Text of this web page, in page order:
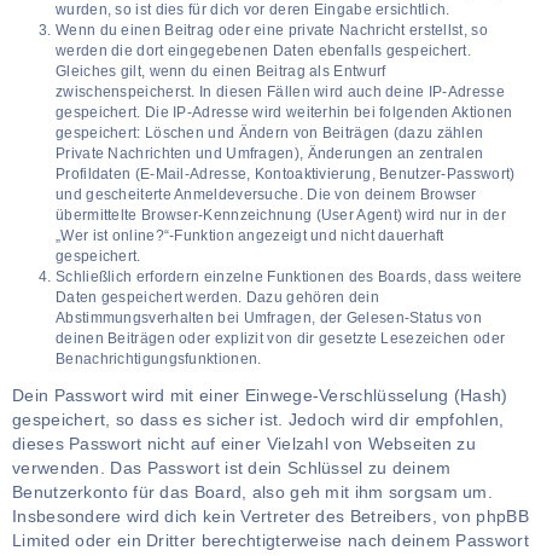
wurden, so ist dies für dich vor deren Eingabe ersichtlich.
Wenn du einen Beitrag oder eine private Nachricht erstellst, so
werden die dort eingegebenen Daten ebenfalls gespeichert.
Gleiches gilt, wenn du einen Beitrag als Entwurf
zwischenspeicherst. In diesen Fällen wird auch deine IP-Adresse
gespeichert. Die IP-Adresse wird weiterhin bei folgenden Aktionen
gespeichert: Löschen und Ändern von Beiträgen (dazu zählen
Private Nachrichten und Umfragen), Änderungen an zentralen
Profildaten (E-Mail-Adresse, Kontoaktivierung, Benutzer-Passwort)
und gescheiterte Anmeldeversuche. Die von deinem Browser
übermittelte Browser-Kennzeichnung (User Agent) wird nur in der
„Wer ist online?“-Funktion angezeigt und nicht dauerhaft
gespeichert.
Schließlich erfordern einzelne Funktionen des Boards, dass weitere
Daten gespeichert werden. Dazu gehören dein
Abstimmungsverhalten bei Umfragen, der Gelesen-Status von
deinen Beiträgen oder explizit von dir gesetzte Lesezeichen oder
Benachrichtigungsfunktionen.
Dein Passwort wird mit einer Einwege-Verschlüsselung (Hash)
gespeichert, so dass es sicher ist. Jedoch wird dir empfohlen,
dieses Passwort nicht auf einer Vielzahl von Webseiten zu
verwenden. Das Passwort ist dein Schlüssel zu deinem
Benutzerkonto für das Board, also geh mit ihm sorgsam um.
Insbesondere wird dich kein Vertreter des Betreibers, von phpBB
Limited oder ein Dritter berechtigterweise nach deinem Passwort